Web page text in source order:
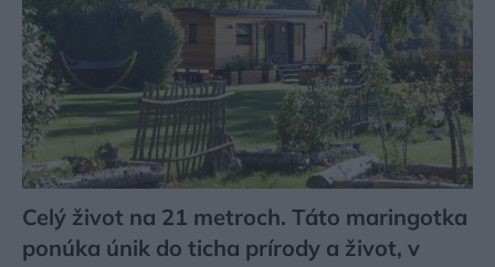
Celý život na 21 metroch. Táto maringotka
ponúka únik do ticha prírody a život, v